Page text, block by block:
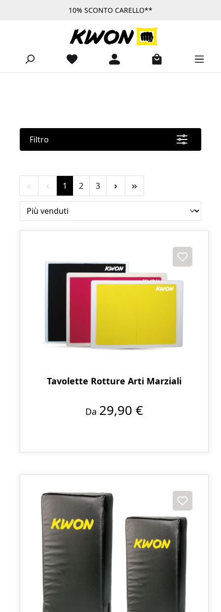
Passa al contenuto principale10% SCONTO CARELLO**
Filtro
Pagina
1 Pagina
2 Pagina
3
Tavolette Rotture Arti Marziali
Da 29,90 €